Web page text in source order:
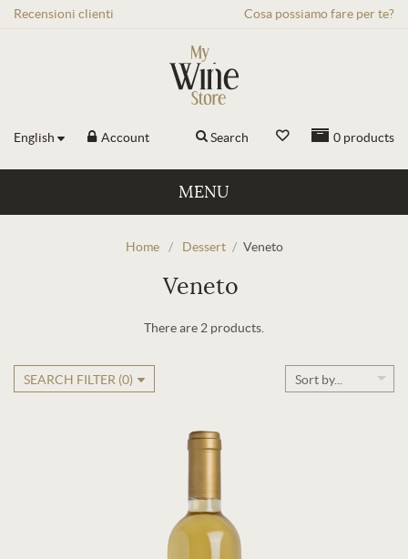
Recensioni clienti Cosa possiamo fare per te?
English Account 0 products
Search
MENU
Home / Dessert / Veneto
Veneto
There are 2 products.
SEARCH FILTER (0) Sort by...